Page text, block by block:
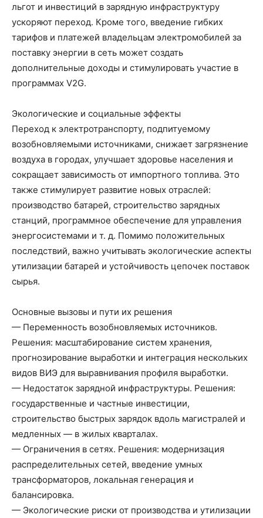
льгот и инвестиций в зарядную инфраструктуру
ускоряют переход. Кроме того, введение гибких
тарифов и платежей владельцам электромобилей за
поставку энергии в сеть может создать
дополнительные доходы и стимулировать участие в
программах V2G.
Экологические и социальные эффекты
Переход к электротранспорту, подпитуемому
возобновляемыми источниками, снижает загрязнение
воздуха в городах, улучшает здоровье населения и
сокращает зависимость от импортного топлива. Это
также стимулирует развитие новых отраслей:
производство батарей, строительство зарядных
станций, программное обеспечение для управления
энергосистемами и т. д. Помимо положительных
последствий, важно учитывать экологические аспекты
утилизации батарей и устойчивость цепочек поставок
сырья.
Основные вызовы и пути их решения
— Переменность возобновляемых источников.
Решения: масштабирование систем хранения,
прогнозирование выработки и интеграция нескольких
видов ВИЭ для выравнивания профиля выработки.
— Недостаток зарядной инфраструктуры. Решения:
государственные и частные инвестиции,
строительство быстрых зарядок вдоль магистралей и
медленных — в жилых кварталах.
— Ограничения в сетях. Решения: модернизация
распределительных сетей, введение умных
трансформаторов, локальная генерация и
балансировка.
— Экологические риски от производства и утилизации